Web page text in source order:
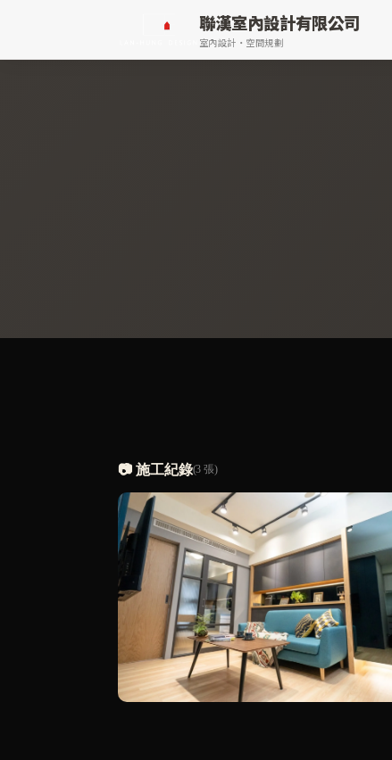
聯漢室內設計有限公司
室內設計・空間規劃
📷 施工紀錄(3 張)